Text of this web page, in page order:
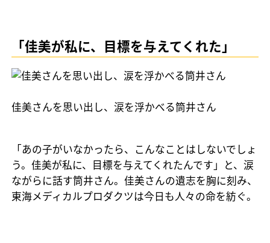
「佳美が私に、目標を与えてくれた」
佳美さんを思い出し、涙を浮かべる筒井さん
「あの子がいなかったら、こんなことはしないでしょ
う。佳美が私に、目標を与えてくれたんです」と、涙
ながらに話す筒井さん。佳美さんの遺志を胸に刻み、
東海メディカルプロダクツは今日も人々の命を紡ぐ。